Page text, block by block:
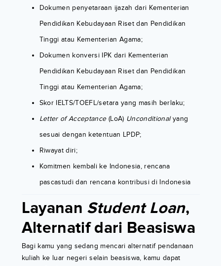
Dokumen penyetaraan ijazah dari Kementerian
Pendidikan Kebudayaan Riset dan Pendidikan
Tinggi atau Kementerian Agama;
Dokumen konversi IPK dari Kementerian
Pendidikan Kebudayaan Riset dan Pendidikan
Tinggi atau Kementerian Agama;
Skor IELTS/TOEFL/setara yang masih berlaku;
Letter of Acceptance(LoA) Unconditionalyang
sesuai dengan ketentuan LPDP;
Riwayat diri;
Komitmen kembali ke Indonesia, rencana
pascastudi dan rencana kontribusi di Indonesia
Layanan Student Loan,
Alternatif dari Beasiswa
Bagi kamu yang sedang mencari alternatif pendanaan
kuliah ke luar negeri selain beasiswa, kamu dapat